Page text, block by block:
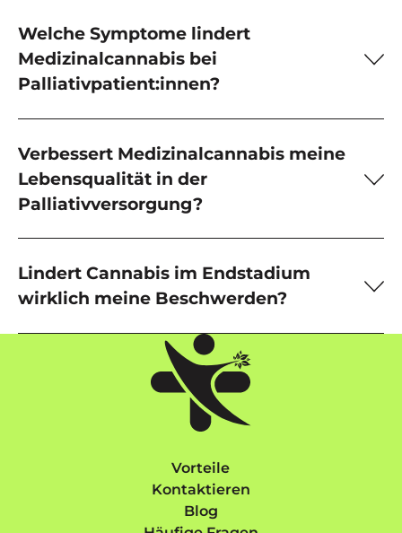
Welche Symptome lindert
Medizinalcannabis bei
Palliativpatient:innen?
Verbessert Medizinalcannabis meine
Lebensqualität in der
Palliativversorgung?
Lindert Cannabis im Endstadium
wirklich meine Beschwerden?
Vorteile
Kontaktieren
Blog